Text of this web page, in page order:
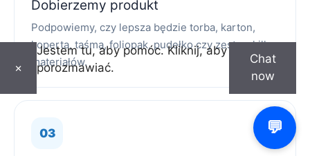
Dobierzemy produkt
Podpowiemy, czy lepsza będzie torba, karton,
koperta, taśma, foliopak, pudełko czy zestaw kilku
materiałów.
×
Jestem tu, aby pomóc. Kliknij, aby
porozmawiać.
Chat
now